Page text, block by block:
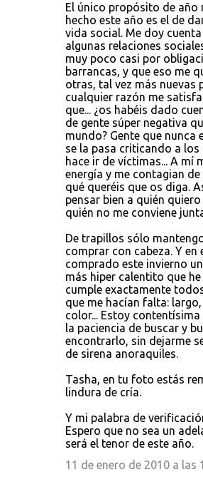
El único propósito de año
hecho este año es el de
vida social. Me doy
algunas relaciones
muy poco casi por
barrancas, y que eso me
otras, tal vez más nuevas
cualquier razón me
que... ¿os habéis dado
de gente súper negativa
mundo? Gente que nunca
se la pasa criticando a los
hace ir de víctimas... A mí
energía y me contagian
qué queréis que os diga.
pensar bien a quién
quién no me conviene
De trapillos sólo
comprar con cabeza. Y en
comprado este invierno
más hiper calentito que
cumple exactamente
que me hacían falta:
color... Estoy
la paciencia de buscar y
encontrarlo, sin dejarme
de sirena anoraquiles.
Tasha, en tu foto estás
lindura de cría.
Y mi palabra de
Espero que no sea un
será el tenor de este año.
11 de enero de 2010 a las